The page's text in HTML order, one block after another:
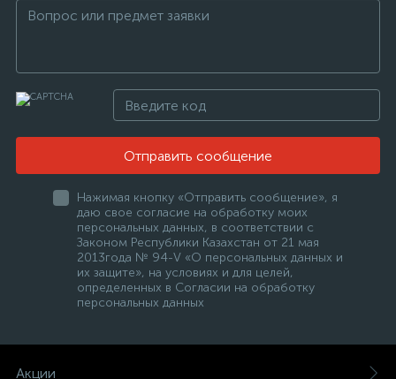
Отправить сообщение
Нажимая кнопку «Отправить сообщение», я
даю свое согласие на обработку моих
персональных данных, в соответствии с
Законом Республики Казахстан от 21 мая
2013года № 94-V «О персональных данных и
их защите», на условиях и для целей,
определенных в Согласии на обработку
персональных данных
Акции